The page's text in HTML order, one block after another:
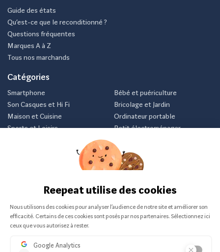
Vendu sur :
Guide des états
Qu’est-ce que le reconditionné ?
Questions fréquentes
Marques A à Z
Tous nos marchands
Catégories
Smartphone
Son Casques et Hi Fi
Maison et Cuisine
Sports et Loisirs
Bébé et puériculture
Bricolage et Jardin
Ordinateur portable
Petit électroménager
Je m'abonne
Nous ne communiquerons jamais votre e-mail.